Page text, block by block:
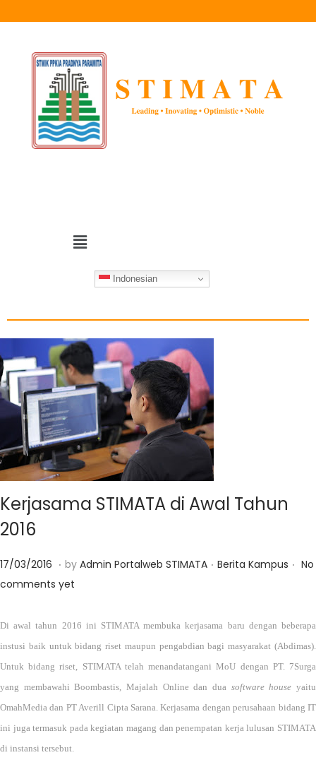
Indonesian
Kerjasama STIMATA di Awal Tahun
2016
Posted on
17/03/2016 0
0
3
. by Admin Portalweb STIMATA . Posted in
Berita Kampus . No
comments yet
Di awal tahun 2016 ini STIMATA membuka kerjasama baru dengan beberapa
instusi baik untuk bidang riset maupun pengabdian bagi masyarakat (Abdimas).
Untuk bidang riset, STIMATA telah menandatangani MoU dengan PT. 7Surga
yang membawahi Boombastis, Majalah Online dan dua software house yaitu
OmahMedia dan PT Averill Cipta Sarana. Kerjasama dengan perusahaan bidang IT
ini juga termasuk pada kegiatan magang dan penempatan kerja lulusan STIMATA
di instansi tersebut.